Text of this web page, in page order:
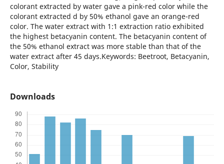
colorant extracted by water gave a pink-red color while the
colorant extracted d by 50% ethanol gave an orange-red
color. The water extract with 1:1 extraction ratio exhibited
the highest betacyanin content. The betacyanin content of
the 50% ethanol extract was more stable than that of the
water extract after 45 days.Keywords: Beetroot, Betacyanin,
Color, Stability
Downloads